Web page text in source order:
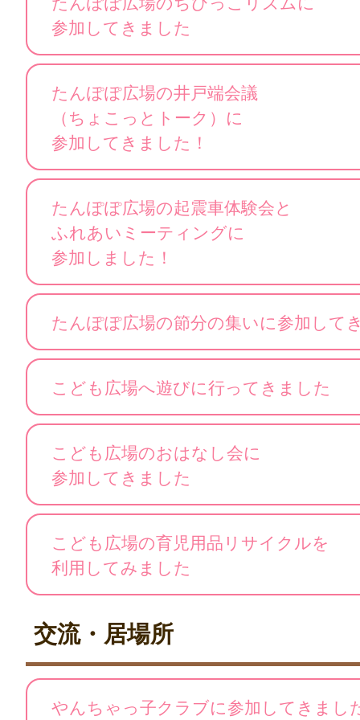
参加してきました
たんぽぽ広場の井戸端会議
（ちょこっとトーク）に
参加してきました！
たんぽぽ広場の起震車体験会と
ふれあいミーティングに
参加しました！
たんぽぽ広場の節分の集いに参加して
こども広場へ遊びに行ってきました
こども広場のおはなし会に
参加してきました
こども広場の育児用品リサイクルを
利用してみました
交流・居場所
やんちゃっ子クラブに参加してきまし